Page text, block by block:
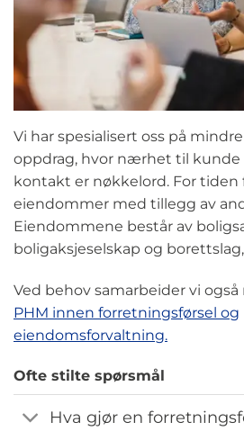
Vi har spesialisert oss på
oppdrag, hvor nærhet til kunde
kontakt er nøkkelord. For tiden
eiendommer med tillegg av
Eiendommene består av
boligaksjeselskap og
Ved behov samarbeider vi
PHM innen forretningsførsel og
eiendomsforvaltning.
Ofte stilte spørsmål
Hva gjør en